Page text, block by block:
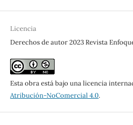
Licencia
Derechos de autor 2023 Revista
Esta obra está bajo una licencia
Atribución-NoComercial 4.0.